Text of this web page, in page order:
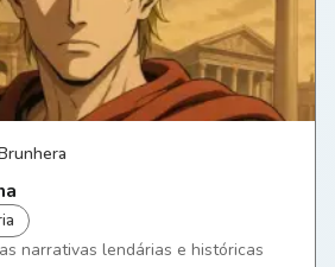
narrativas lendárias e históricas